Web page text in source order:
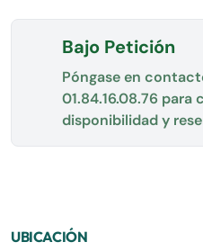
Bajo Petición
Póngase en
01.84.16.08.76 para
disponibilidad y
UBICACIÓN